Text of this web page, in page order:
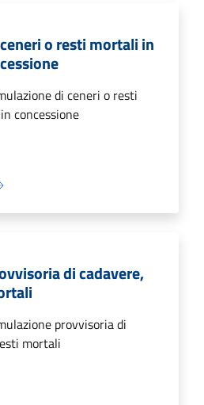
o resti mortali in
di ceneri o resti
concessione
di cadavere,
provvisoria di
mortali